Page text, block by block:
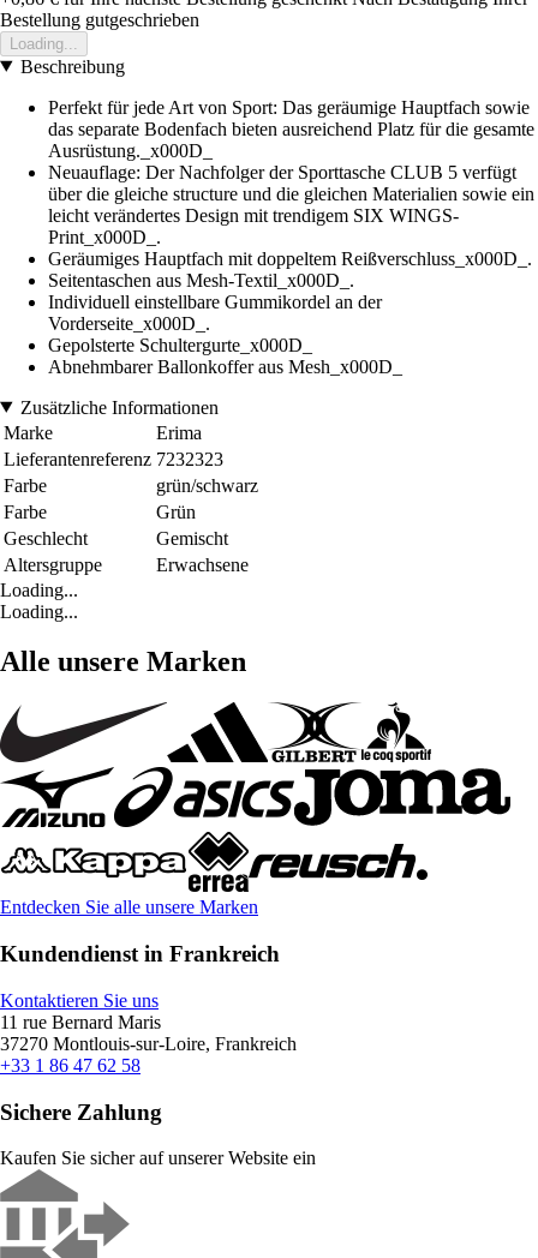
Bestellung gutgeschrieben
Loading...
Beschreibung
Perfekt für jede Art von Sport: Das geräumige Hauptfach sowie
das separate Bodenfach bieten ausreichend Platz für die gesamte
Ausrüstung._x000D_
Neuauflage: Der Nachfolger der Sporttasche CLUB 5 verfügt
über die gleiche structure und die gleichen Materialien sowie ein
leicht verändertes Design mit trendigem SIX WINGS-
Print_x000D_.
Geräumiges Hauptfach mit doppeltem Reißverschluss_x000D_.
Seitentaschen aus Mesh-Textil_x000D_.
Individuell einstellbare Gummikordel an der
Vorderseite_x000D_.
Gepolsterte Schultergurte_x000D_
Abnehmbarer Ballonkoffer aus Mesh_x000D_
Zusätzliche Informationen
Marke
Erima
Lieferantenreferenz 7232323
Farbe
grün/schwarz
Farbe
Grün
Geschlecht
Gemischt
Altersgruppe
Erwachsene
Loading...
Loading...
Alle unsere Marken
Entdecken Sie alle unsere Marken
Kundendienst in Frankreich
Kontaktieren Sie uns
11 rue Bernard Maris
37270 Montlouis-sur-Loire, Frankreich
+33 1 86 47 62 58
Sichere Zahlung
Kaufen Sie sicher auf unserer Website ein